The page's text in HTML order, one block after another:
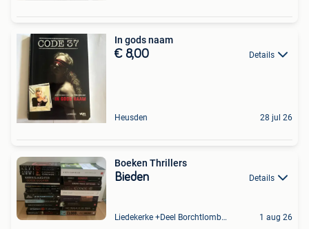
In gods naam
€ 8,00 Details
Heusden 28 jul 26
Boeken Thrillers
Bieden Details
Liedekerke +Deel Borchtlombeek 1 aug 26